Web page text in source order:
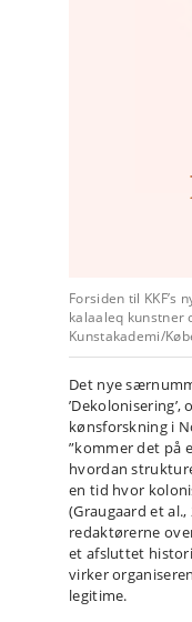
Forsiden til KKF’s
kalaaleq kunstner
Kunstakademi/
Det nye
kønsforskning i
”kommer det på
hvordan
en tid hvor
(Graugaard et
redaktørerne
et afsluttet
virker
legitime.